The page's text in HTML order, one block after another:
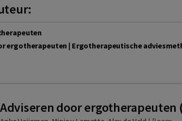
ergotherapeuten | Ergotherapeutische
Adviseren door ergotherapeuten